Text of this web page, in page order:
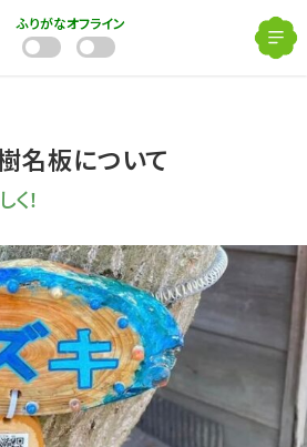
ふりがなオフライン
名板について
！